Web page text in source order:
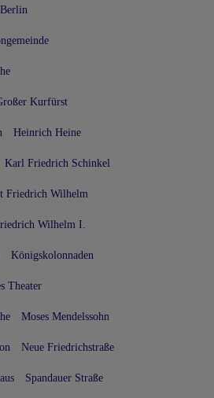
Kurfürst
Heinrich Heine
Karl Friedrich Schinkel
Friedrich Wilhelm
Wilhelm I.
Königskolonnaden
Theater
Moses Mendelssohn
Neue Friedrichstraße
Spandauer Straße